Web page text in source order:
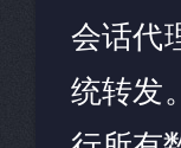
会话代
统转发